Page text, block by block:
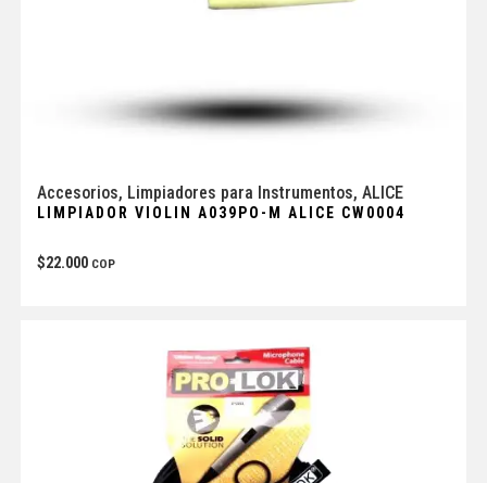
Accesorios, Limpiadores para Instrumentos, ALICE
LIMPIADOR VIOLIN A039PO-M ALICE CW0004
$22.000 COP